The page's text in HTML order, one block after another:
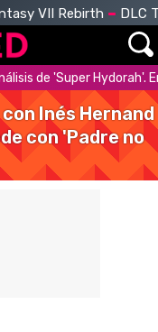
VII Rebirth DLC
de 'Super Hydorah'.
Inés Hernand
con 'Padre no